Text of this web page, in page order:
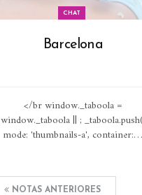
CHAT
Barcelona
</br window._taboola =
window._taboola || ;
mode: 'thumbnails-a', container:…
NOTAS ANTERIORES